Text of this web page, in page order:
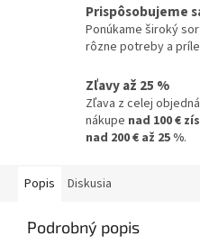
Prispôsobujeme
Ponúkame široký
rôzne potreby a
Zľavy až 25 %
Zľava z celej
nákupe nad 100 €
nad 200 € až 25 %.
Popis Diskusia
Podrobný popis